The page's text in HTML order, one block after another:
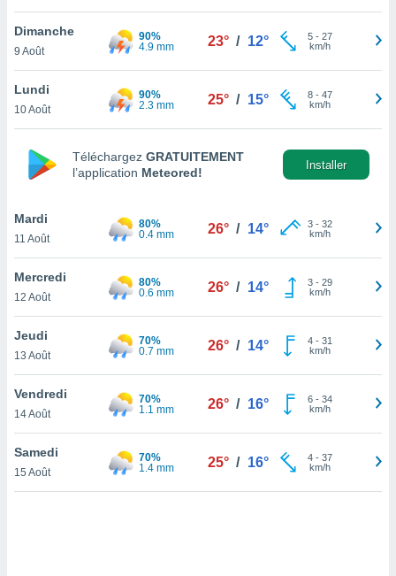
le
ainsi
un
votre
à
en
le
de
web.
Dimanche
9 Août
90%
4.9 mm
23° / 12° 5- 27
km/h
Lundi
10 Août
90%
2.3 mm
25° / 15° 8- 47
km/h
Téléchargez GRATUITEMENT
l’application Meteored!
Installer
Mardi
11 Août
80%
0.4 mm
26° / 14° 3- 32
km/h
Mercredi
12 Août
80%
0.6 mm
26° / 14° 3- 29
km/h
Jeudi
13 Août
70%
0.7 mm
26° / 14° 4- 31
km/h
Vendredi
14 Août
70%
1.1 mm
26° / 16° 6- 34
km/h
Samedi
15 Août
70%
1.4 mm
25° / 16° 4- 37
km/h